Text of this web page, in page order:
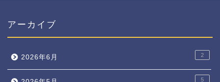
アーカイブ
2026年6月 2
5